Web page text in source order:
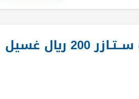
ارخص شركة تنظيف كنب بالرياض الــصـفـوة ســتـازر 200 ريال غسيل